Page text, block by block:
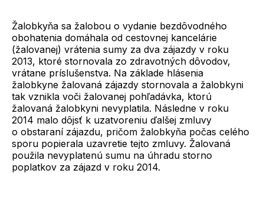
Žalobkyňa sa žalobou o vydanie bezdôvodného
obohatenia domáhala od cestovnej kancelárie
(žalovanej) vrátenia sumy za dva zájazdy v roku
2013, ktoré stornovala zo zdravotných dôvodov,
vrátane príslušenstva. Na základe hlásenia
žalobkyne žalovaná zájazdy stornovala a žalobkyni
tak vznikla voči žalovanej pohľadávka, ktorú
žalovaná žalobkyni nevyplatila. Následne v roku
2014 malo dôjsť k uzatvoreniu ďalšej zmluvy
o obstaraní zájazdu, pričom žalobkyňa počas celého
sporu popierala uzavretie tejto zmluvy. Žalovaná
použila nevyplatenú sumu na úhradu storno
poplatkov za zájazd v roku 2014.